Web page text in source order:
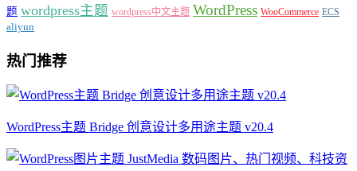
题 wordpress主题 wordpress中文主题 WordPress WooCommerce ECS
aliyun
热门推荐
WordPress主题 Bridge 创意设计多用途主题 v20.4